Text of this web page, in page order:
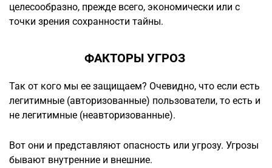
целесообразно, прежде всего, экономически или с
точки зрения сохранности тайны.
ФАКТОРЫ УГРОЗ
Так от кого мы ее защищаем? Очевидно, что если есть
легитимные (авторизованные) пользователи, то есть и
не легитимные (неавторизованные).
Вот они и представляют опасность или угрозу. Угрозы
бывают внутренние и внешние.